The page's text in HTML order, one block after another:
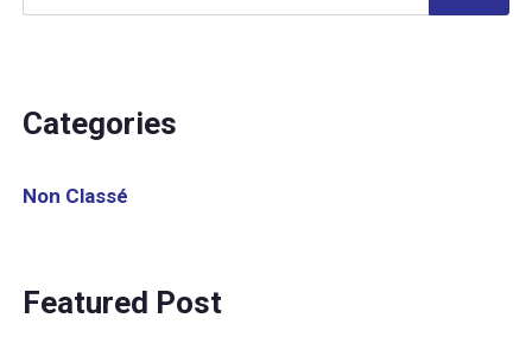
Categories
Non Classé
Featured Post